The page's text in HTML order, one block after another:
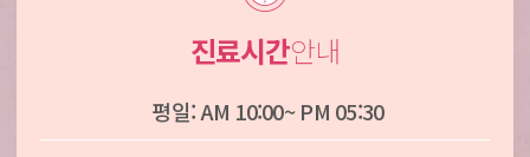
진료시간안내
평일: AM 10:00~ PM 05:30